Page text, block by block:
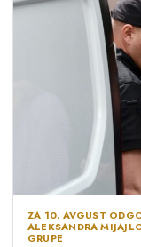
ZA 10. AVGUST
ALEKSANDRA
GRUPE